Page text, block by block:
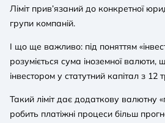
Ліміт прив’язаний до конкретної
групи компаній.
І що ще важливо: під поняттям
розуміється сума іноземної
інвестором у статутний капітал з 12
Такий ліміт дає додаткову валютну
робить платіжні процеси більш